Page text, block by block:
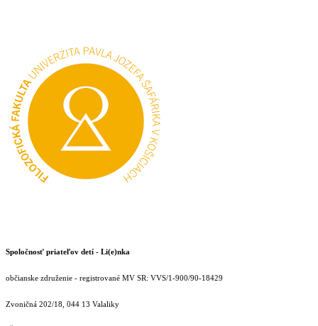
Spoločnosť priateľov detí - Li(e)nka
občianske združenie - registrované MV SR: VVS/1-900/90-18429
Zvoničná 202/18, 044 13 Valaliky